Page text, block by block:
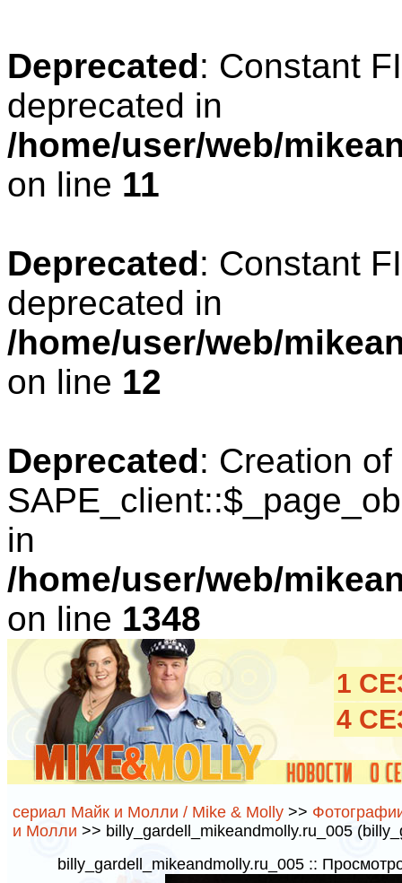
Deprecated: Constant
deprecated in
/home/user/web/
on line 11
Deprecated: Constant
deprecated in
/home/user/web/
on line 12
Deprecated: Creation
in
/home/user/web/
on line 1348
1
4
сериал Майк и Молли / Mike & Molly >>
и Молли >> billy_gardell_mikeandmolly.ru_005
billy_gardell_mikeandmolly.ru_005 ::